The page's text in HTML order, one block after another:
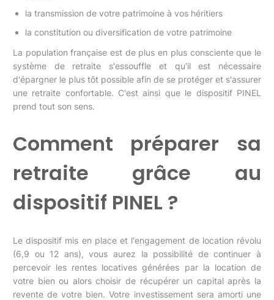
la transmission de votre patrimoine à vos héritiers
la constitution ou diversification de votre patrimoine
La population française est de plus en plus consciente que le
système de retraite s'essouffle et qu'il est nécessaire
d'épargner le plus tôt possible afin de se protéger et s'assurer
une retraite confortable. C'est ainsi que le dispositif PINEL
prend tout son sens.
Comment préparer sa
retraite grâce au
dispositif PINEL ?
Le dispositif mis en place et l'engagement de location révolu
(6,9 ou 12 ans), vous aurez la possibilité de continuer à
percevoir les rentes locatives générées par la location de
votre bien ou alors choisir de récupérer un capital après la
revente de votre bien. Votre investissement sera amorti une